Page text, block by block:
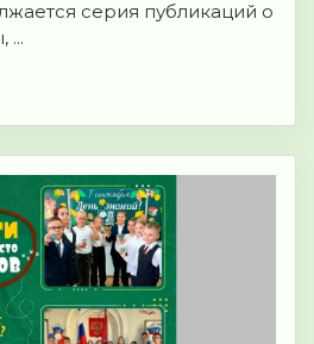
серия публикаций о
...